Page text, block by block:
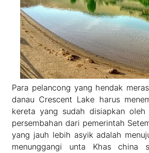
Para pelancong yang hendak
danau Crescent Lake harus
kereta yang sudah disiapkan oleh
persembahan dari pemerintah
yang jauh lebih asyik adalah
menunggangi unta Khas china